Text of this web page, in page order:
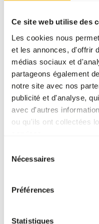
Ce site web utilise des
Les cookies nous
et les annonces, d'offrir
médias sociaux et
partageons également
notre site avec nos
publicité et d'analyse,
avec d'autres
ou qu'ils ont collectées
Nécessaires
Préférences
Statistiques
SUCCESS
DISPONIBLE EN STOCK
Plus